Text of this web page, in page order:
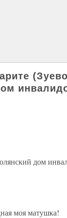
дом
моя матушка!